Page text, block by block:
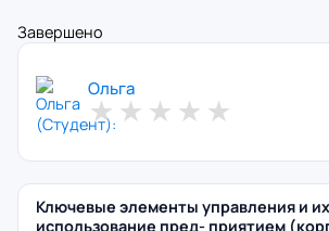
Завершено
Ольга
★ ★ ★ ★ ★
Ключевые элементы управления и
использование пред- приятием